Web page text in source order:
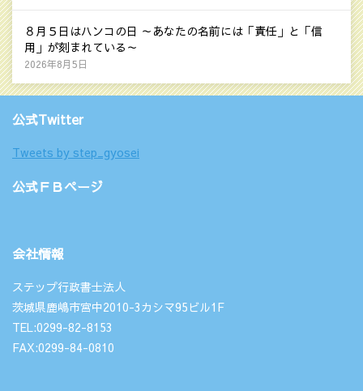
８月５日はハンコの日 ～あなたの名前には「責任」と「信
用」が刻まれている～
2026年8月5日
公式Twitter
Tweets by step_gyosei
公式ＦＢページ
会社情報
ステップ行政書士法人
茨城県鹿嶋市宮中2010-3カシマ95ビル1F
TEL:0299-82-8153
FAX:0299-84-0810